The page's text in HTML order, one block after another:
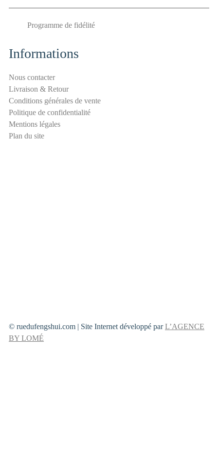
é
n
t
i
-
s
p
Programme de fidélité
Informations
Nous contacter
Livraison & Retour
Conditions générales de vente
Politique de confidentialité
Mentions légales
Plan du site
© ruedufengshui.com | Site Internet développé parL’AGENCE
BY LOMÉ